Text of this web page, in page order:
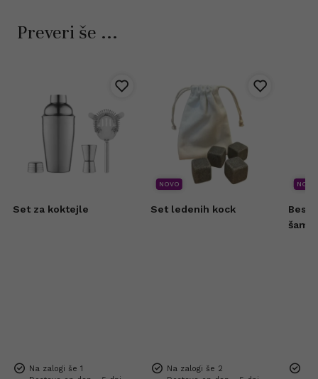
Preveri še ...
Set za koktejle
Na zalogi še 1
NOVO
Set ledenih kock
Na zalogi še 2
NOVO